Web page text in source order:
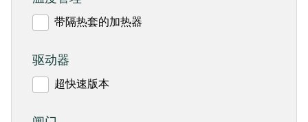
带隔热套的加热器
驱动器
超快速版本